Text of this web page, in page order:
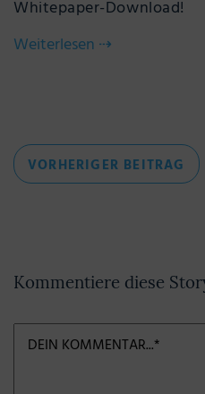
Whitepaper-Download!
Weiterlesen ⇢
Beitragsnavigation
VORHERIGER BEITRAG
Kommentiere diese